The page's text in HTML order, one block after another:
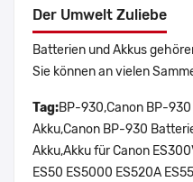
Der Umwelt Zuliebe
Batterien und Akkus
Sie können an vielen
Tag:BP-930,Canon BP-
Akku,Canon BP-930
Akku,Akku für Canon
ES50 ES5000 ES520A